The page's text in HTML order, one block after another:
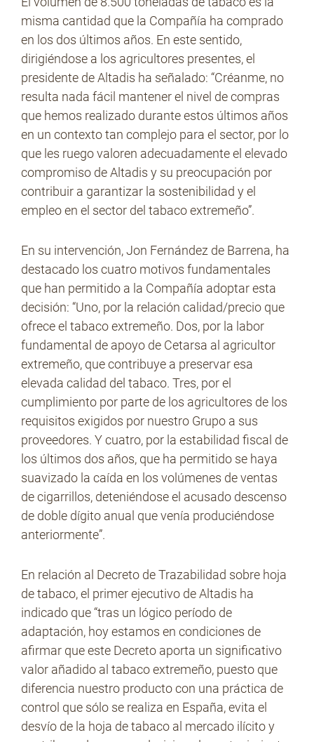
misma cantidad que la Compañía ha comprado
en los dos últimos años. En este sentido,
dirigiéndose a los agricultores presentes, el
presidente de Altadis ha señalado: “Créanme, no
resulta nada fácil mantener el nivel de compras
que hemos realizado durante estos últimos años
en un contexto tan complejo para el sector, por lo
que les ruego valoren adecuadamente el elevado
compromiso de Altadis y su preocupación por
contribuir a garantizar la sostenibilidad y el
empleo en el sector del tabaco extremeño”.
En su intervención, Jon Fernández de Barrena, ha
destacado los cuatro motivos fundamentales
que han permitido a la Compañía adoptar esta
decisión: “Uno, por la relación calidad/precio que
ofrece el tabaco extremeño. Dos, por la labor
fundamental de apoyo de Cetarsa al agricultor
extremeño, que contribuye a preservar esa
elevada calidad del tabaco. Tres, por el
cumplimiento por parte de los agricultores de los
requisitos exigidos por nuestro Grupo a sus
proveedores. Y cuatro, por la estabilidad fiscal de
los últimos dos años, que ha permitido se haya
suavizado la caída en los volúmenes de ventas
de cigarrillos, deteniéndose el acusado descenso
de doble dígito anual que venía produciéndose
anteriormente”.
En relación al Decreto de Trazabilidad sobre hoja
de tabaco, el primer ejecutivo de Altadis ha
indicado que “tras un lógico período de
adaptación, hoy estamos en condiciones de
afirmar que este Decreto aporta un significativo
valor añadido al tabaco extremeño, puesto que
diferencia nuestro producto con una práctica de
control que sólo se realiza en España, evita el
desvío de la hoja de tabaco al mercado ilícito y